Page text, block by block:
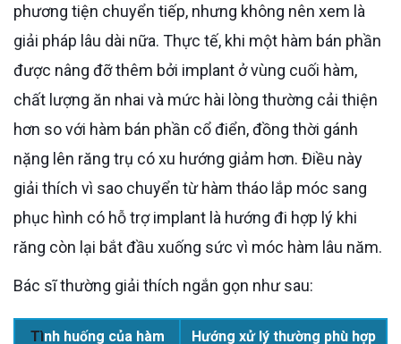
phương tiện chuyển tiếp, nhưng không nên xem là
giải pháp lâu dài nữa. Thực tế, khi một hàm bán phần
được nâng đỡ thêm bởi implant ở vùng cuối hàm,
chất lượng ăn nhai và mức hài lòng thường cải thiện
hơn so với hàm bán phần cổ điển, đồng thời gánh
nặng lên răng trụ có xu hướng giảm hơn. Điều này
giải thích vì sao chuyển từ hàm tháo lắp móc sang
phục hình có hỗ trợ implant là hướng đi hợp lý khi
răng còn lại bắt đầu xuống sức vì móc hàm lâu năm.
Bác sĩ thường giải thích ngắn gọn như sau:
Tình huống của hàm
Hướng xử lý thường phù hợp